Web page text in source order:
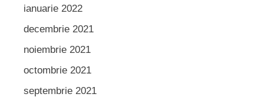
ianuarie 2022
decembrie 2021
noiembrie 2021
octombrie 2021
septembrie 2021